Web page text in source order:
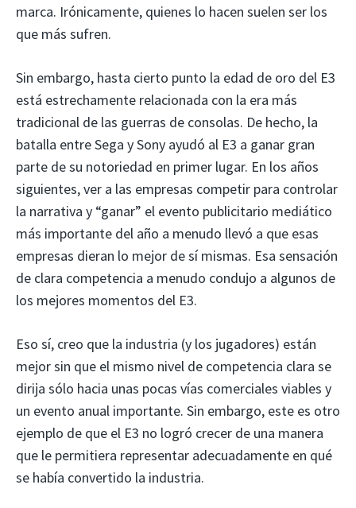
marca. Irónicamente, quienes lo hacen suelen ser los
que más sufren.
Sin embargo, hasta cierto punto la edad de oro del E3
está estrechamente relacionada con la era más
tradicional de las guerras de consolas. De hecho, la
batalla entre Sega y Sony ayudó al E3 a ganar gran
parte de su notoriedad en primer lugar. En los años
siguientes, ver a las empresas competir para controlar
la narrativa y “ganar” el evento publicitario mediático
más importante del año a menudo llevó a que esas
empresas dieran lo mejor de sí mismas. Esa sensación
de clara competencia a menudo condujo a algunos de
los mejores momentos del E3.
Eso sí, creo que la industria (y los jugadores) están
mejor sin que el mismo nivel de competencia clara se
dirija sólo hacia unas pocas vías comerciales viables y
un evento anual importante. Sin embargo, este es otro
ejemplo de que el E3 no logró crecer de una manera
que le permitiera representar adecuadamente en qué
se había convertido la industria.